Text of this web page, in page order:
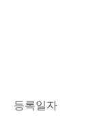
등록일자